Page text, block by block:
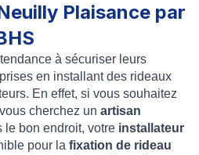
Plaisance par
à sécuriser leurs
en installant des rideaux
. En effet, si vous souhaitez
cherchez un artisan
le bon endroit, votre installateur
pour la fixation de rideau